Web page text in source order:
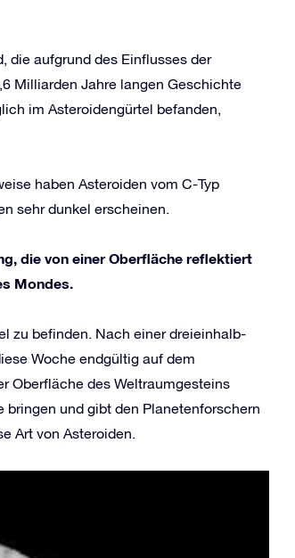
die aufgrund des Einflusses der
Milliarden Jahre langen Geschichte
im Asteroidengürtel befanden,
haben Asteroiden vom C-Typ
sehr dunkel erscheinen.
die von einer Oberfläche reflektiert
Mondes.
zu befinden. Nach einer dreieinhalb-
Woche endgültig auf dem
Oberfläche des Weltraumgesteins
und gibt den Planetenforschern
Art von Asteroiden.